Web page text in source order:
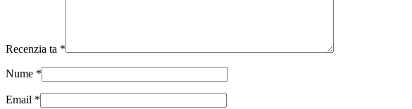
Recenzia ta *
Nume *
Email *